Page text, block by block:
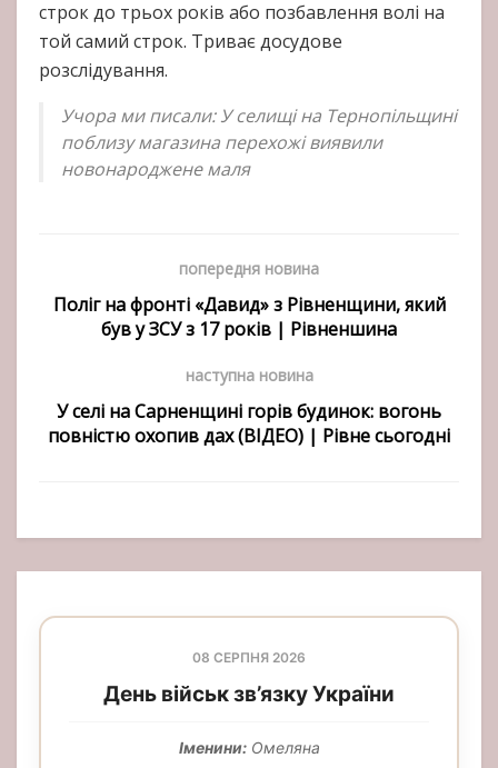
строк до трьох років або позбавлення волі на
той самий строк. Триває досудове
розслідування.
Учора ми писали: У селищі на Тернопільщині
поблизу магазина перехожі виявили
новонароджене маля
попередня новина
Поліг на фронті «Давид» з Рівненщини, який
був у ЗСУ з 17 років | Рівненшина
наступна новина
У селі на Сарненщині горів будинок: вогонь
повністю охопив дах (ВІДЕО) | Рівне сьогодні
08 СЕРПНЯ 2026
День військ зв’язку України
Іменини:Омеляна